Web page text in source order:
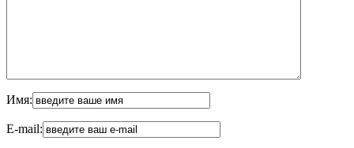
Имя:
E-mail: